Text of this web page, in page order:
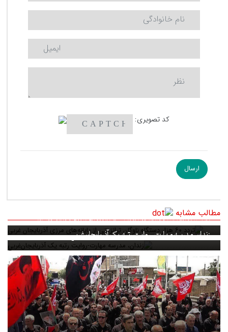
کد تصویری:
مطالب مشابه
تردد ۶۰ هزار دستگاه ناوگان ترانزیتی از پایانه‌های مرزی آذربایجان ‌غربی
زندان، مدرسه مهارت-روايت رتبه يک آذربايجان‌غربي